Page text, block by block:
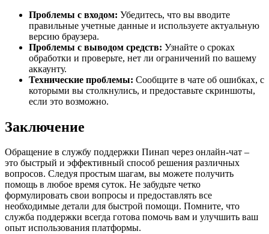
Проблемы с входом: Убедитесь, что вы вводите
правильные учетные данные и используете актуальную
версию браузера.
Проблемы с выводом средств: Узнайте о сроках
обработки и проверьте, нет ли ограничений по вашему
аккаунту.
Технические проблемы: Сообщите в чате об ошибках, с
которыми вы столкнулись, и предоставьте скриншоты,
если это возможно.
Заключение
Обращение в службу поддержки Пинап через онлайн-чат –
это быстрый и эффективный способ решения различных
вопросов. Следуя простым шагам, вы можете получить
помощь в любое время суток. Не забудьте четко
формулировать свои вопросы и предоставлять все
необходимые детали для быстрой помощи. Помните, что
служба поддержки всегда готова помочь вам и улучшить ваш
опыт использования платформы.